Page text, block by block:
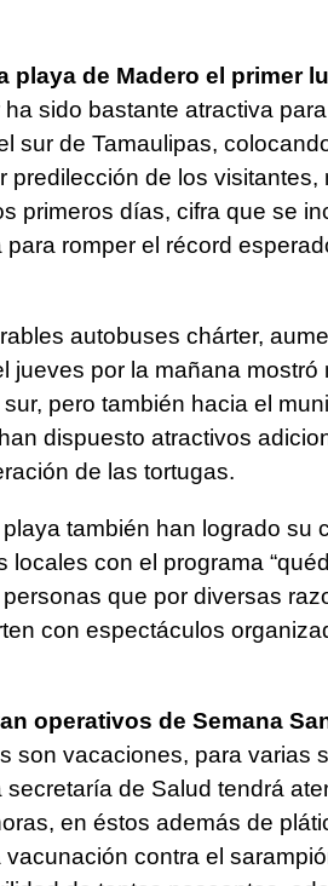
playa de Madero el primer
sido bastante atractiva
sur de Tamaulipas,
predilección de los visitantes,
primeros días, cifra que se
romper el récord
autobuses chárter,
jueves por la mañana mostró
pero también hacia el
dispuesto atractivos
de las tortugas.
también han logrado su
con el programa
que por diversas
con espectáculos
operativos de Semana
son vacaciones, para varias
de Salud tendrá
en éstos además de
contra el